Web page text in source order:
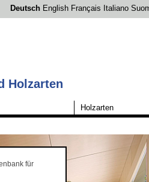
Deutsch English Français Italiano
Holzarten
Holzarten
für